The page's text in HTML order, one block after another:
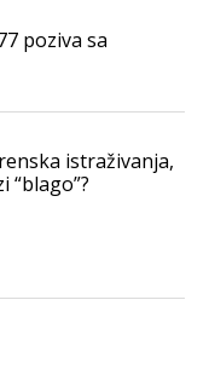
poziva sa
istraživanja,
“blago”?